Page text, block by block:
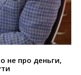
не про деньги,